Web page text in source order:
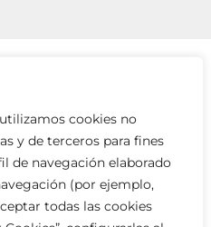
cookies no
y de terceros para fines
de navegación elaborado
(por ejemplo,
todas las cookies
NEWSLETTERS
FORMULARIO